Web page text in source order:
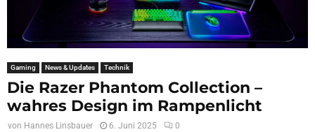
Gaming News & Updates Technik
Die Razer Phantom Collection –
wahres Design im Rampenlicht
von Hannes Linsbauer 6. Juni 2025 0